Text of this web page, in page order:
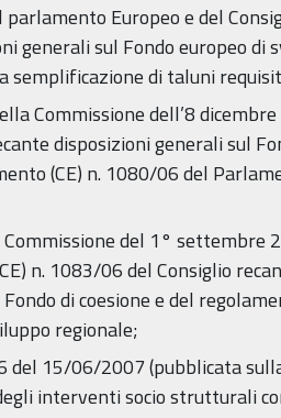
Europeo e del
generali sul Fondo europeo di
semplificazione di taluni
Commissione dell’8
disposizioni generali sul
(CE) n. 1080/06 del
del 1° settembre
n. 1083/06 del Consiglio
di coesione e del
regionale;
del 15/06/2007 (pubblicata
interventi socio strutturali